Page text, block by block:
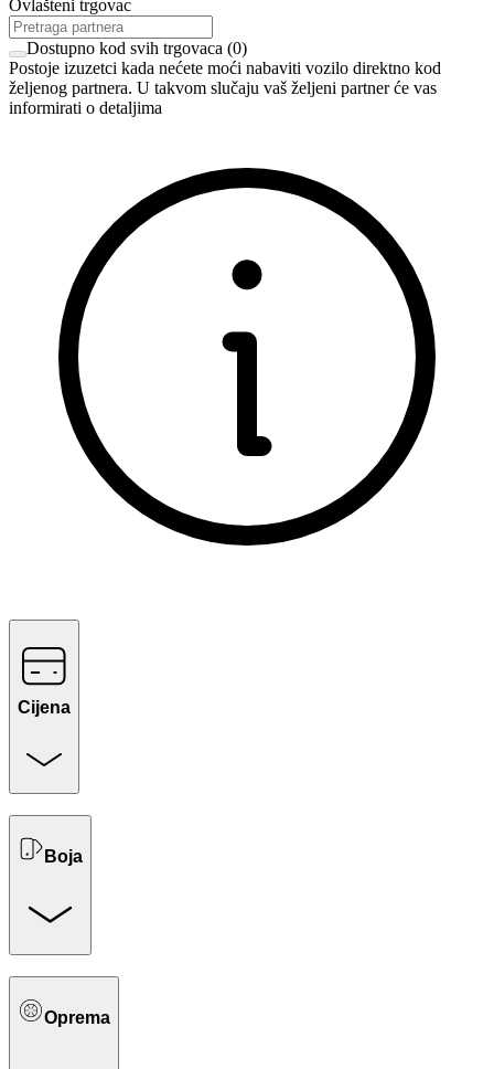
Ovlašteni trgovac
Dostupno kod svih trgovaca (0)
Postoje izuzetci kada nećete moći nabaviti vozilo direktno kod
željenog partnera. U takvom slučaju vaš željeni partner će vas
informirati o detaljima
Cijena
Boja
Oprema